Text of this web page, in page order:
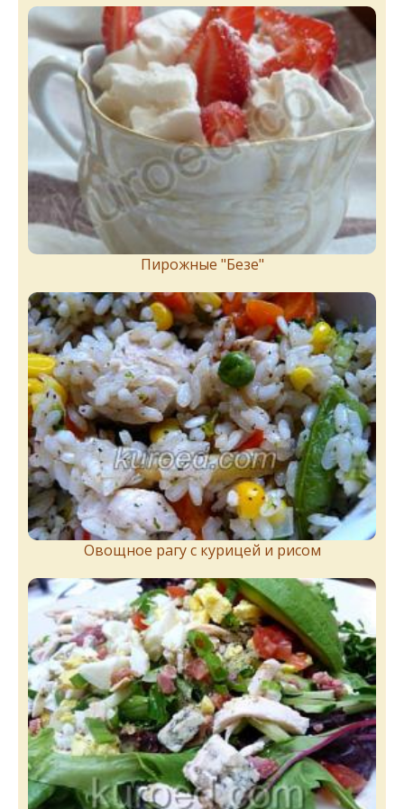
Пирожныe "Бeзe"
Овощное рагу с курицей и рисом